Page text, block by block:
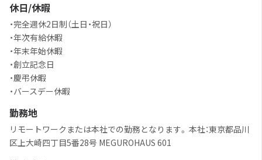
休日/休暇
・完全週休2日制（土日・祝日）
・年次有給休暇
・年末年始休暇
・創立記念日
・慶弔休暇
・バースデー休暇
勤務地
リモートワークまたは本社での勤務となります。 本社：東京都品川
区上大崎四丁目5番28号 MEGUROHAUS 601